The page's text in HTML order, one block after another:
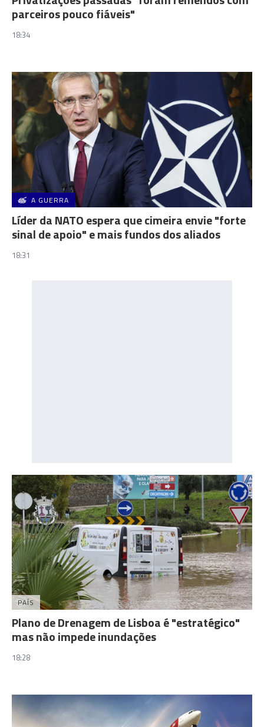
parceiros pouco fiáveis"
18:34
A GUERRA
Líder da NATO espera que cimeira envie "forte
sinal de apoio" e mais fundos dos aliados
18:31
PAÍS
Plano de Drenagem de Lisboa é "estratégico"
mas não impede inundações
18:28